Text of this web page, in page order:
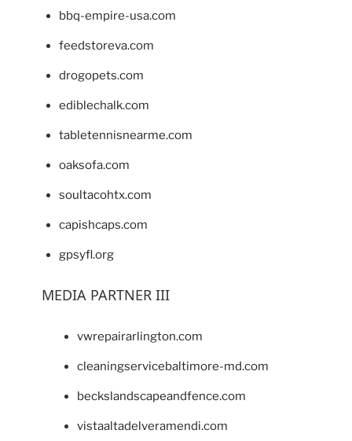
bbq-empire-usa.com
feedstoreva.com
drogopets.com
ediblechalk.com
tabletennisnearme.com
oaksofa.com
soultacohtx.com
capishcaps.com
gpsyfl.org
MEDIA PARTNER III
vwrepairarlington.com
cleaningservicebaltimore-md.com
beckslandscapeandfence.com
vistaaltadelveramendi.com